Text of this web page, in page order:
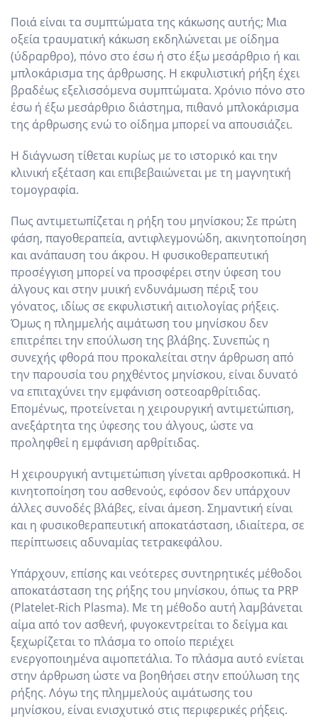
Ποιά είναι τα συμπτώματα της κάκωσης αυτής; Μια
οξεία τραυματική κάκωση εκδηλώνεται με οίδημα
(ύδραρθρο), πόνο στο έσω ή στο έξω μεσάρθριο ή και
μπλοκάρισμα της άρθρωσης. Η εκφυλιστική ρήξη έχει
βραδέως εξελισσόμενα συμπτώματα. Χρόνιο πόνο στο
έσω ή έξω μεσάρθριο διάστημα, πιθανό μπλοκάρισμα
της άρθρωσης ενώ το οίδημα μπορεί να απουσιάζει.
Η διάγνωση τίθεται κυρίως με το ιστορικό και την
κλινική εξέταση και επιβεβαιώνεται με τη μαγνητική
τομογραφία.
Πως αντιμετωπίζεται η ρήξη του μηνίσκου; Σε πρώτη
φάση, παγοθεραπεία, αντιφλεγμονώδη, ακινητοποίηση
και ανάπαυση του άκρου. Η φυσικοθεραπευτική
προσέγγιση μπορεί να προσφέρει στην ύφεση του
άλγους και στην μυική ενδυνάμωση πέριξ του
γόνατος, ιδίως σε εκφυλιστική αιτιολογίας ρήξεις.
Όμως η πλημμελής αιμάτωση του μηνίσκου δεν
επιτρέπει την επούλωση της βλάβης. Συνεπώς η
συνεχής φθορά που προκαλείται στην άρθρωση από
την παρουσία του ρηχθέντος μηνίσκου, είναι δυνατό
να επιταχύνει την εμφάνιση οστεοαρθρίτιδας.
Επομένως, προτείνεται η χειρουργική αντιμετώπιση,
ανεξάρτητα της ύφεσης του άλγους, ώστε να
προληφθεί η εμφάνιση αρθρίτιδας.
Η χειρουργική αντιμετώπιση γίνεται αρθροσκοπικά. Η
κινητοποίηση του ασθενούς, εφόσον δεν υπάρχουν
άλλες συνοδές βλάβες, είναι άμεση. Σημαντική είναι
και η φυσικοθεραπευτική αποκατάσταση, ιδιαίτερα, σε
περίπτωσεις αδυναμίας τετρακεφάλου.
Υπάρχουν, επίσης και νεότερες συντηρητικές μέθοδοι
αποκατάσταση της ρήξης του μηνίσκου, όπως τα PRP
(Platelet-Rich Plasma). Mε τη μέθοδο αυτή λαμβάνεται
αίμα από τον ασθενή, φυγοκεντρείται το δείγμα και
ξεχωρίζεται το πλάσμα το οποίο περιέχει
ενεργοποιημένα αιμοπετάλια. Το πλάσμα αυτό ενίεται
στην άρθρωση ώστε να βοηθήσει στην επούλωση της
ρήξης. Λόγω της πλημμελούς αιμάτωσης του
μηνίσκου, είναι ενισχυτικό στις περιφερικές ρήξεις.